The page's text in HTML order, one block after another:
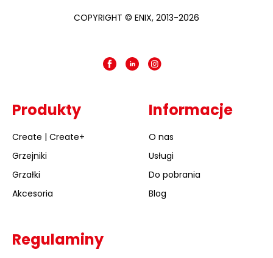
COPYRIGHT © ENIX, 2013-2026
Produkty
Create | Create+
Grzejniki
Grzałki
Akcesoria
Informacje
O nas
Usługi
Do pobrania
Blog
Regulaminy